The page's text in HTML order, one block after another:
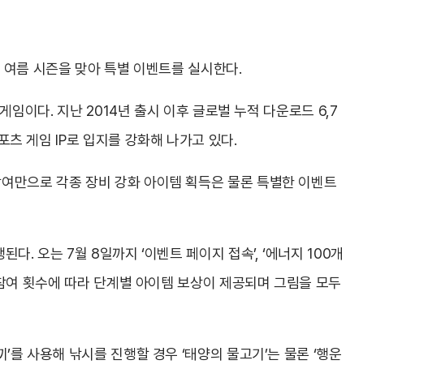
름 시즌을 맞아 특별 이벤트를 실시한다.
임이다. 지난 2014년 출시 이후 글로벌 누적 다운로드 6,7
게임 IP로 입지를 강화해 나가고 있다.
만으로 각종 장비 강화 아이템 획득은 물론 특별한 이벤트
. 오는 7월 8일까지 ‘이벤트 페이지 접속’, ‘에너지 100개
횟수에 따라 단계별 아이템 보상이 제공되며 그림을 모두
사용해 낚시를 진행할 경우 ‘태양의 물고기’는 물론 ‘행운